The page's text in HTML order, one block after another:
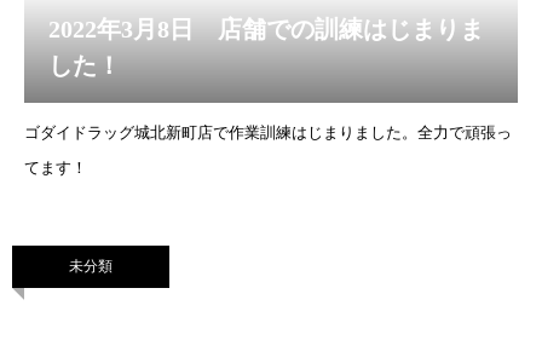
2022年3月8日 店舗での訓練はじまりま
した！
ゴダイドラッグ城北新町店で作業訓練はじまりました。全力で頑張っ
てます！
未分類